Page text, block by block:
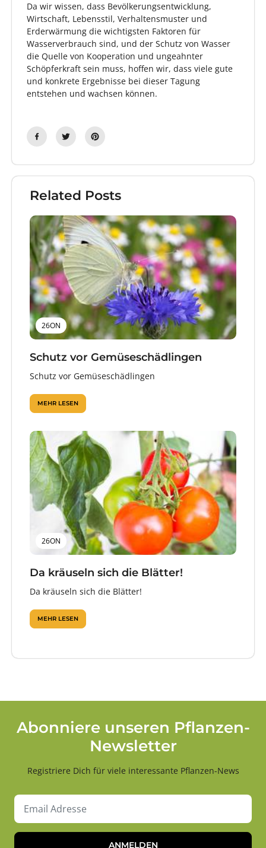
Da wir wissen, dass Bevölkerungsentwicklung,
Wirtschaft, Lebensstil, Verhaltensmuster und
Erderwärmung die wichtigsten Faktoren für
Wasserverbrauch sind, und der Schutz von Wasser
die Quelle von Kooperation und ungeahnter
Schöpferkraft sein muss, hoffen wir, dass viele gute
und konkrete Ergebnisse bei dieser Tagung
entstehen und wachsen können.
Related Posts
26ON
Schutz vor Gemüseschädlingen
Schutz vor Gemüseschädlingen
MEHR LESEN
26ON
Da kräuseln sich die Blätter!
Da kräuseln sich die Blätter!
MEHR LESEN
Abonniere unseren Pflanzen-
Newsletter
Registriere Dich für viele interessante Pflanzen-News
ANMELDEN